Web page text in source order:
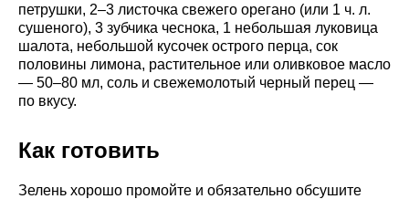
петрушки, 2–3 листочка свежего орегано (или 1 ч. л.
сушеного), 3 зубчика чеснока, 1 небольшая луковица
шалота, небольшой кусочек острого перца, сок
половины лимона, растительное или оливковое масло
— 50–80 мл, соль и свежемолотый черный перец —
по вкусу.
Как готовить
Зелень хорошо промойте и обязательно обсушите